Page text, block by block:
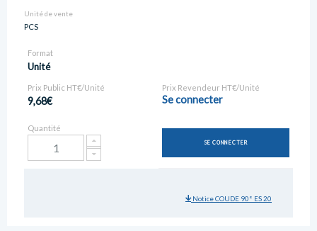
Unité de vente
PCS
Format
Unité
Prix Public HT€/Unité
9,68€
Prix Revendeur HT€/Unité
Se connecter
Quantité
SE CONNECTER
Notice COUDE 90° ES 20